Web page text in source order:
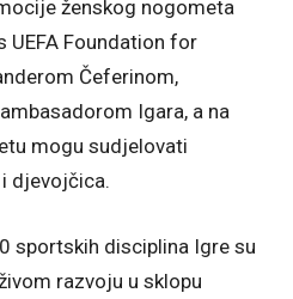
ženskog nogometa
UEFA Foundation for
Čeferinom,
Igara, a na
mogu sudjelovati
djevojčica.
sportskih disciplina Igre su
razvoju u sklopu